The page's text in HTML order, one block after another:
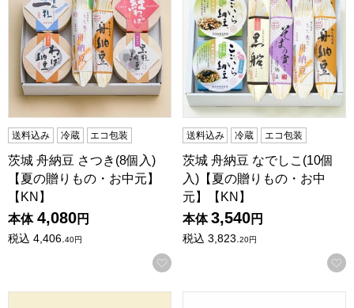
送料込み 冷蔵 エコ包装
茨城 舟納豆 さつき(8個入)
【夏の贈りもの・お中元】
【KN】
本体 4,080円
税込 4,406.40円
お気に入りに登録する
送料込み 冷蔵 エコ包装
茨城 舟納豆 なでしこ(10個
入)【夏の贈りもの・お中
元】【KN】
本体 3,540円
税込 3,823.20円